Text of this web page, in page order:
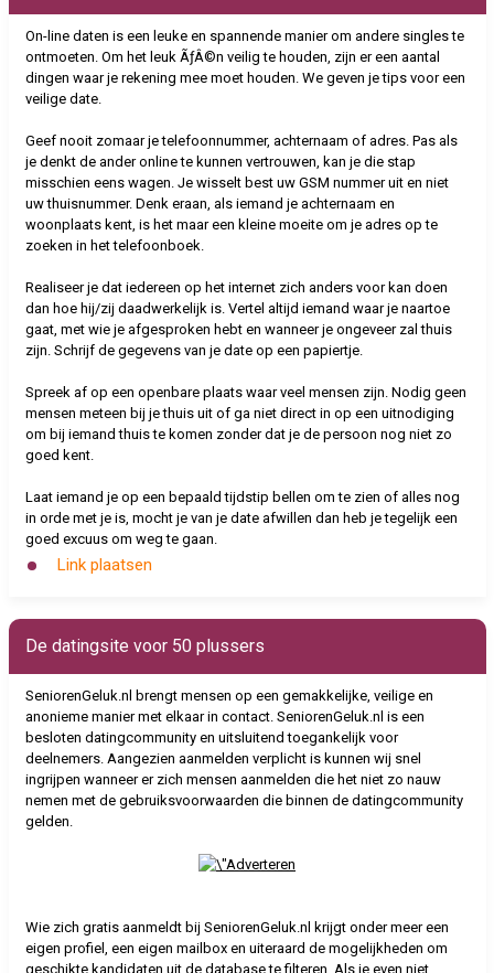
On-line daten is een leuke en spannende manier om andere singles te
ontmoeten. Om het leuk ÃƒÂ©n veilig te houden, zijn er een aantal
dingen waar je rekening mee moet houden. We geven je tips voor een
veilige date.
Geef nooit zomaar je telefoonnummer, achternaam of adres. Pas als
je denkt de ander online te kunnen vertrouwen, kan je die stap
misschien eens wagen. Je wisselt best uw GSM nummer uit en niet
uw thuisnummer. Denk eraan, als iemand je achternaam en
woonplaats kent, is het maar een kleine moeite om je adres op te
zoeken in het telefoonboek.
Realiseer je dat iedereen op het internet zich anders voor kan doen
dan hoe hij/zij daadwerkelijk is. Vertel altijd iemand waar je naartoe
gaat, met wie je afgesproken hebt en wanneer je ongeveer zal thuis
zijn. Schrijf de gegevens van je date op een papiertje.
Spreek af op een openbare plaats waar veel mensen zijn. Nodig geen
mensen meteen bij je thuis uit of ga niet direct in op een uitnodiging
om bij iemand thuis te komen zonder dat je de persoon nog niet zo
goed kent.
Laat iemand je op een bepaald tijdstip bellen om te zien of alles nog
in orde met je is, mocht je van je date afwillen dan heb je tegelijk een
goed excuus om weg te gaan.
Link plaatsen
De datingsite voor 50 plussers
SeniorenGeluk.nl brengt mensen op een gemakkelijke, veilige en
anonieme manier met elkaar in contact. SeniorenGeluk.nl is een
besloten datingcommunity en uitsluitend toegankelijk voor
deelnemers. Aangezien aanmelden verplicht is kunnen wij snel
ingrijpen wanneer er zich mensen aanmelden die het niet zo nauw
nemen met de gebruiksvoorwaarden die binnen de datingcommunity
gelden.
Wie zich gratis aanmeldt bij SeniorenGeluk.nl krijgt onder meer een
eigen profiel, een eigen mailbox en uiteraard de mogelijkheden om
geschikte kandidaten uit de database te filteren. Als je even niet